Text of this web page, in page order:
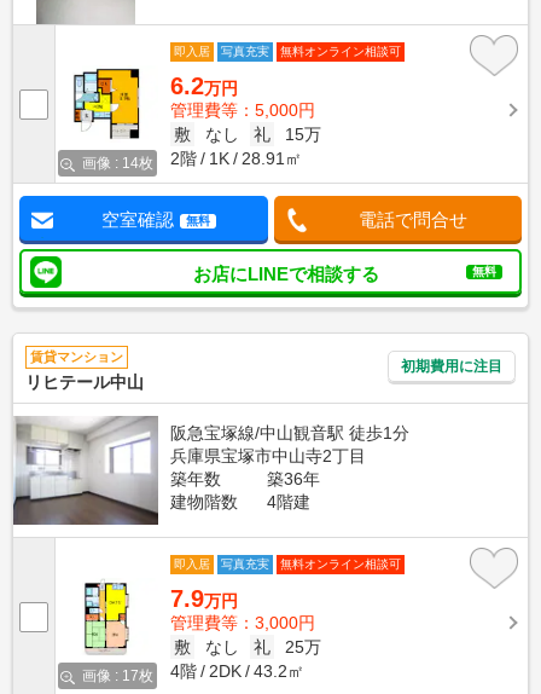
画像 : 14枚
即入居 写真充実 無料オンライン相談可
6.2万円
管理費等：5,000円
敷
なし 礼
15万
2階
1K 28.91㎡
空室確認 無料 電話で問合せ
お店にLINEで相談する 無料
賃貸マンション
リヒテール中山
初期費用に注目
阪急宝塚線/中山観音駅 徒歩1分
兵庫県宝塚市中山寺2丁目
築年数
築36年
建物階数
4階建
画像 : 17枚
即入居 写真充実 無料オンライン相談可
7.9万円
管理費等：3,000円
敷
なし 礼
25万
4階
2DK 43.2㎡